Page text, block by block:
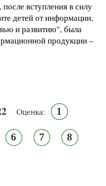
после вступления в силу
детей от информации,
и развитию", была
продукции–
Оценка: 1
6 7 8